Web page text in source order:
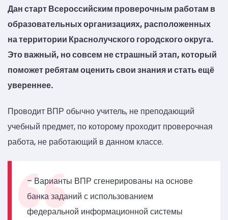
Дан старт Всероссийским проверочным работам в
образовательных организациях, расположенных
на территории Краснолучского городского округа.
Это важный, но совсем не страшный этап, который
поможет ребятам оценить свои знания и стать ещё
увереннее.
Проводит ВПР обычно учитель, не преподающий
учебный предмет, по которому проходит проверочная
работа, не работающий в данном классе.
– Варианты ВПР сгенерированы на основе
банка заданий с использованием
федеральной информационной системы